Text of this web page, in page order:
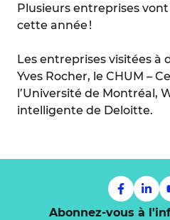
Plusieurs entreprises
cette année !
Les entreprises visitées à
Yves Rocher, le CHUM –
l’Université de Montréal,
intelligente de Deloitte.
Abonnez-vous à